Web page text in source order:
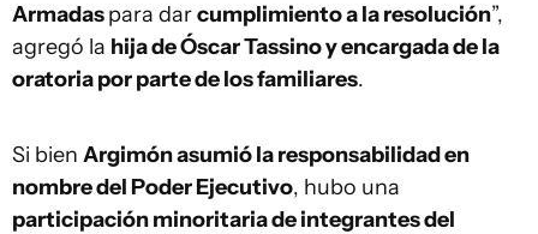
Armadaspara darcumplimiento a la resolución”,
agregó la hija de Óscar Tassino y encargada de la
oratoria por parte de los familiares.
Si bien Argimón asumió la responsabilidad en
nombre del Poder Ejecutivo, hubo una
participación minoritaria de integrantes del